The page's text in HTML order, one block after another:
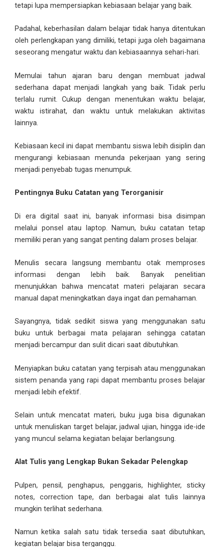
tetapi lupa mempersiapkan kebiasaan belajar yang baik.
Padahal, keberhasilan dalam belajar tidak hanya ditentukan
oleh perlengkapan yang dimiliki, tetapi juga oleh bagaimana
seseorang mengatur waktu dan kebiasaannya sehari-hari.
Memulai tahun ajaran baru dengan membuat jadwal
sederhana dapat menjadi langkah yang baik. Tidak perlu
terlalu rumit. Cukup dengan menentukan waktu belajar,
waktu istirahat, dan waktu untuk melakukan aktivitas
lainnya.
Kebiasaan kecil ini dapat membantu siswa lebih disiplin dan
mengurangi kebiasaan menunda pekerjaan yang sering
menjadi penyebab tugas menumpuk.
Pentingnya Buku Catatan yang Terorganisir
Di era digital saat ini, banyak informasi bisa disimpan
melalui ponsel atau laptop. Namun, buku catatan tetap
memiliki peran yang sangat penting dalam proses belajar.
Menulis secara langsung membantu otak memproses
informasi dengan lebih baik. Banyak penelitian
menunjukkan bahwa mencatat materi pelajaran secara
manual dapat meningkatkan daya ingat dan pemahaman.
Sayangnya, tidak sedikit siswa yang menggunakan satu
buku untuk berbagai mata pelajaran sehingga catatan
menjadi bercampur dan sulit dicari saat dibutuhkan.
Menyiapkan buku catatan yang terpisah atau menggunakan
sistem penanda yang rapi dapat membantu proses belajar
menjadi lebih efektif.
Selain untuk mencatat materi, buku juga bisa digunakan
untuk menuliskan target belajar, jadwal ujian, hingga ide-ide
yang muncul selama kegiatan belajar berlangsung.
Alat Tulis yang Lengkap Bukan Sekadar Pelengkap
Pulpen, pensil, penghapus, penggaris, highlighter, sticky
notes, correction tape, dan berbagai alat tulis lainnya
mungkin terlihat sederhana.
Namun ketika salah satu tidak tersedia saat dibutuhkan,
kegiatan belajar bisa terganggu.